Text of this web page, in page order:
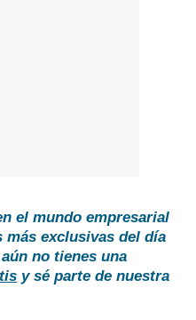
el mundo empresarial
exclusivas del día
no tienes una
y sé parte de nuestra